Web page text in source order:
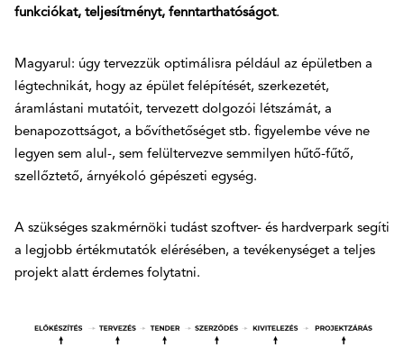
funkciókat, teljesítményt, fenntarthatóságot.
Magyarul: úgy tervezzük optimálisra például az épületben a
légtechnikát, hogy az épület felépítését, szerkezetét,
áramlástani mutatóit, tervezett dolgozói létszámát, a
benapozottságot, a bővíthetőséget stb. figyelembe véve ne
legyen sem alul-, sem felültervezve semmilyen hűtő-fűtő,
szellőztető, árnyékoló gépészeti egység.
A szükséges szakmérnöki tudást szoftver- és hardverpark segíti
a legjobb értékmutatók elérésében, a tevékenységet a teljes
projekt alatt érdemes folytatni.